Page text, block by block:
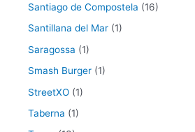
Santiago de Compostela (16)
Santillana del Mar (1)
Saragossa (1)
Smash Burger (1)
StreetXO (1)
Taberna (1)